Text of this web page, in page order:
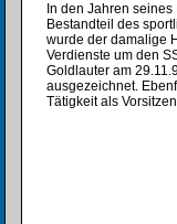
In den Jahren
Bestandteil des
wurde der damalige
Verdienste um den
Goldlauter am
ausgezeichnet.
Tätigkeit als